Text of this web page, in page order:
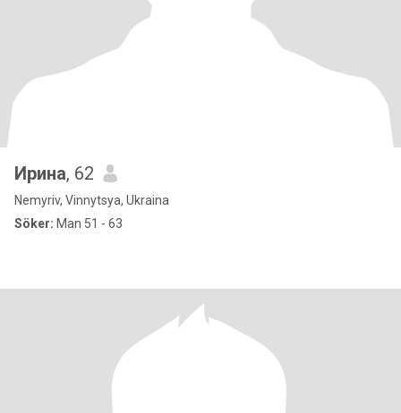
Ирина, 62
Nemyriv, Vinnytsya, Ukraina
Söker: Man 51 - 63